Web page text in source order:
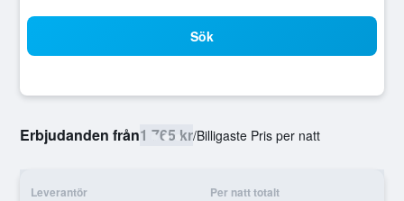
Sök
Erbjudanden från1 765 kr/Billigaste Pris per natt
Leverantör Per natt totalt